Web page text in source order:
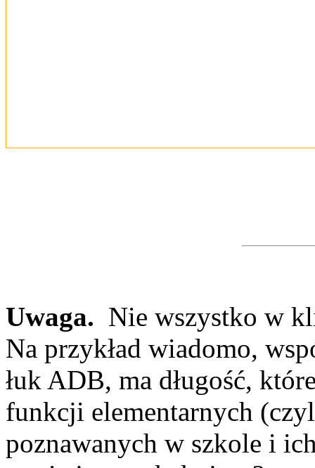
Uwaga. Nie wszystko w
Na przykład wiadomo,
łuk ADB, ma długość,
funkcji elementarnych
poznawanych w szkole i